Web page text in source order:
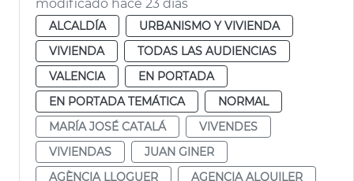
modificado hace 23 días
ALCALDÍA
URBANISMO Y VIVIENDA
VIVIENDA
TODAS LAS AUDIENCIAS
VALENCIA
EN PORTADA
EN PORTADA TEMÁTICA
NORMAL
MARÍA JOSÉ CATALÁ
VIVENDES
VIVIENDAS
JUAN GINER
AGÈNCIA LLOGUER
AGENCIA ALQUILER